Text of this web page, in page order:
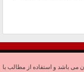
می باشد و استفاده از مطالب با